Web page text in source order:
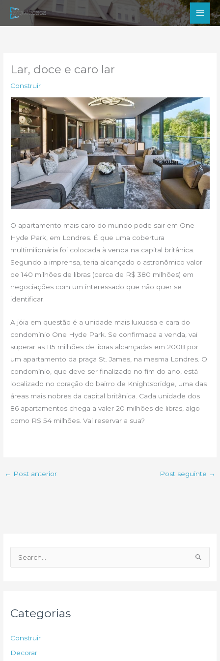
para
Lar, doce e caro lar
Construir
O apartamento mais caro do mundo pode sair em One
Hyde Park, em Londres. É que uma cobertura
multimilionária foi colocada à venda na capital britânica.
Segundo a imprensa, teria alcançado o astronômico valor
de 140 milhões de libras (cerca de R$ 380 milhões) em
negociações com um interessado que não quer se
identificar.
A jóia em questão é a unidade mais luxuosa e cara do
condomínio One Hyde Park. Se confirmada a venda, vai
superar as 115 milhões de libras alcançadas em 2008 por
um apartamento da praça St. James, na mesma Londres. O
condomínio, que deve ser finalizado no fim do ano, está
localizado no coração do bairro de Knightsbridge, uma das
áreas mais nobres da capital britânica. Cada unidade dos
86 apartamentos chega a valer 20 milhões de libras, algo
como R$ 54 milhões. Vai reservar a sua?
← Post anterior Post seguinte →
e
Categorias
Construir
Decorar